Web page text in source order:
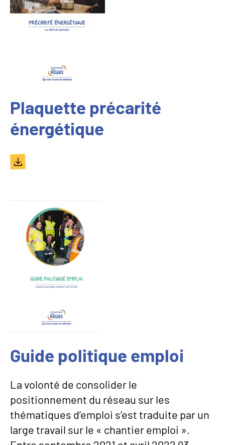
Plaquette précarité
énergétique
Document
Guide politique emploi
La volonté de consolider le
positionnement du réseau sur les
thématiques d’emploi s’est traduite par un
large travail sur le « chantier emploi ».